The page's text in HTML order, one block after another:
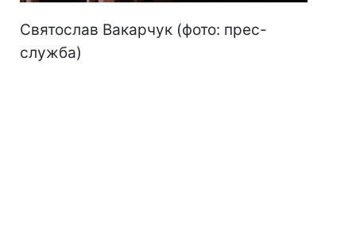
Святослав Вакарчук (фото: прес-
служба)